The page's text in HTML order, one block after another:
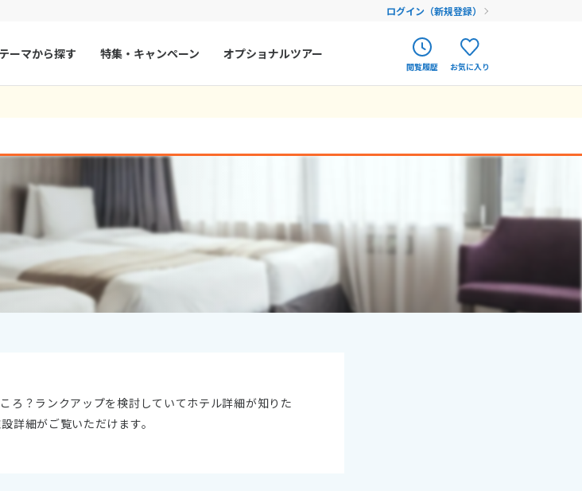
ログイン（新規登録）
イギリス
オーストリア
ァキア アイスランド
フィンランド
ク
エストニア
ニア ギリシャ
クロアチア
ネグロ ブルガリア
ルーマニア
テーマから探す 特集・キャンペーン オプショナルツアー
閲覧履歴 お気に入り
ろ？ランクアップを検討していてホテル詳細が知りた
詳細がご覧いただけます。